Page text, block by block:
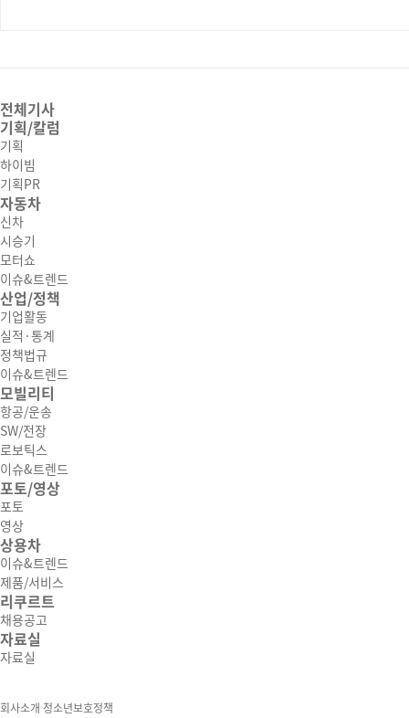
전체기사
기획/칼럼
기획
하이빔
기획PR
자동차
신차
시승기
모터쇼
이슈&트렌드
산업/정책
기업활동
실적·통계
정책법규
이슈&트렌드
모빌리티
항공/운송
SW/전장
로보틱스
이슈&트렌드
포토/영상
포토
영상
상용차
이슈&트렌드
제품/서비스
리쿠르트
채용공고
자료실
자료실
회사소개 청소년보호정책